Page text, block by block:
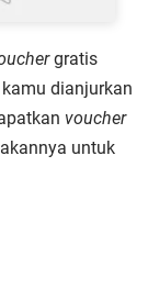
gratis
dianjurkan
voucher
untuk